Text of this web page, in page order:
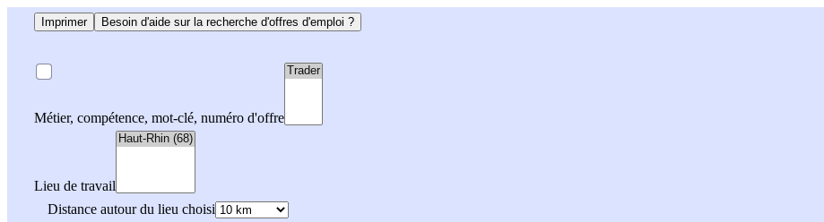
Imprimer Besoin d'aide sur la recherche d'offres d'emploi ?
Métier, compétence, mot-clé, numéro d'offre
Lieu de travail
Distance autour du lieu choisi